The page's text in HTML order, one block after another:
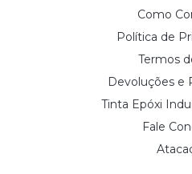
Como
Política de
Termos
Devoluções e
Tinta Epóxi
Fale